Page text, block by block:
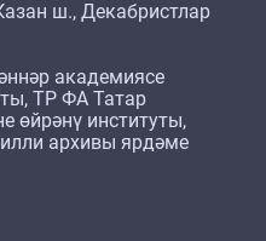
ш., Декабристлар
академиясе
ТР ФА Татар
өйрәнү институты,
архивы ярдәме